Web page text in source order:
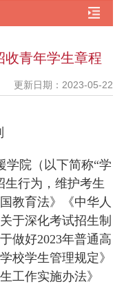
收青年学生章程
更新日期：2023-05-22
学院（以下简称“学
生行为，维护考生
教育法》《中华人
于深化考试招生制
做好2023年普通高
校学生管理规定》
工作实施办法》